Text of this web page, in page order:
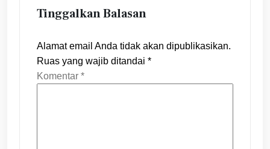
Tinggalkan Balasan
Alamat email Anda tidak akan dipublikasikan.
Ruas yang wajib ditandai *
Komentar *